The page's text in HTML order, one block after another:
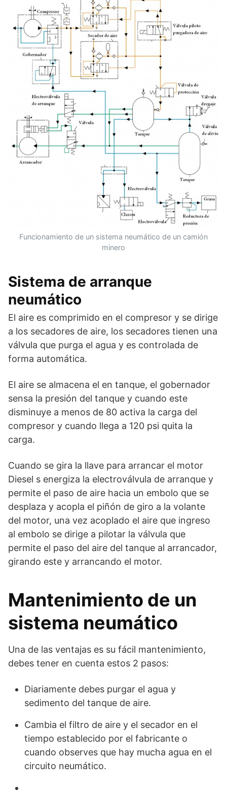
Funcionamiento de un sistema neumático de un camión
minero
Sistema de arranque
neumático
El aire es comprimido en el compresor y se dirige
a los secadores de aire, los secadores tienen una
válvula que purga el agua y es controlada de
forma automática.
El aire se almacena el en tanque, el gobernador
sensa la presión del tanque y cuando este
disminuye a menos de 80 activa la carga del
compresor y cuando llega a 120 psi quita la
carga.
Cuando se gira la llave para arrancar el motor
Diesel s energiza la electroválvula de arranque y
permite el paso de aire hacia un embolo que se
desplaza y acopla el piñón de giro a la volante
del motor, una vez acoplado el aire que ingreso
al embolo se dirige a pilotar la válvula que
permite el paso del aire del tanque al arrancador,
girando este y arrancando el motor.
Mantenimiento de un
sistema neumático
Una de las ventajas es su fácil mantenimiento,
debes tener en cuenta estos 2 pasos:
Diariamente debes purgar el agua y
sedimento del tanque de aire.
Cambia el filtro de aire y el secador en el
tiempo establecido por el fabricante o
cuando observes que hay mucha agua en el
circuito neumático.